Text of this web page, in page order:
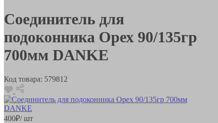
Соединитель для
подоконника Орех 90/135гр
700мм DANKE
Код товара: 579812
400₽/ шт